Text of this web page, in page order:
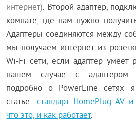
интернет). Второй адаптер,
комнате, где нам нужно
Адаптеры соединяются между
мы получаем интернет из
Wi-Fi сети, если адаптер умеет
нашем случае с адаптером
подробно о PowerLine сетях
статье:стандарт HomePlug AV
что это, и как работает.